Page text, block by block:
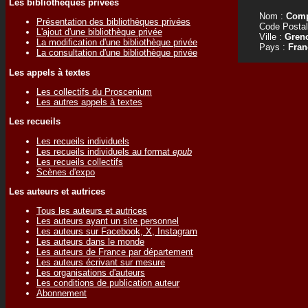
Les bibliothèques privées
Présentation des bibliothèques privées
L'ajout d'une bibliothèque privée
La modification d'une bibliothèque privée
La consultation d'une bibliothèque privée
Les appels à textes
Les collectifs du Proscenium
Les autres appels à textes
Les recueils
Les recueils individuels
Les recueils individuels au format epub
Les recueils collectifs
Scènes d'expo
Les auteurs et autrices
Tous les auteurs et autrices
Les auteurs ayant un site personnel
Les auteurs sur Facebook, X, Instagram
Les auteurs dans le monde
Les auteurs de France par département
Les auteurs écrivant sur mesure
Les organisations d'auteurs
Les conditions de publication auteur
Abonnement
Nom :
Code
Ville :
Pays :